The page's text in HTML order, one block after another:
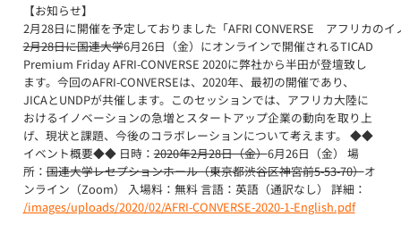
【お知らせ】
2月28日に開催を予定しておりました「AFRI CONVERSE　アフリカの
2月28日に国連大学6月26日（金）にオンラインで開催されるTICAD
Premium Friday AFRI-CONVERSE 2020に弊社から半田が登壇致し
ます。今回のAFRI-CONVERSEは、2020年、最初の開催であり、
JICAとUNDPが共催します。このセッションでは、アフリカ大陸に
おけるイノベーションの急増とスタートアップ企業の動向を取り上
げ、現状と課題、今後のコラボレーションについて考えます。 ◆◆
イベント概要◆◆ 日時：2020年2月28日（金）6月26日（金） 場
所：国連大学レセプションホール（東京都渋谷区神宮前5-53-70）オ
ンライン（Zoom） 入場料：無料 言語：英語（通訳なし） 詳細：
/images/uploads/2020/02/AFRI-CONVERSE-2020-1-English.pdf